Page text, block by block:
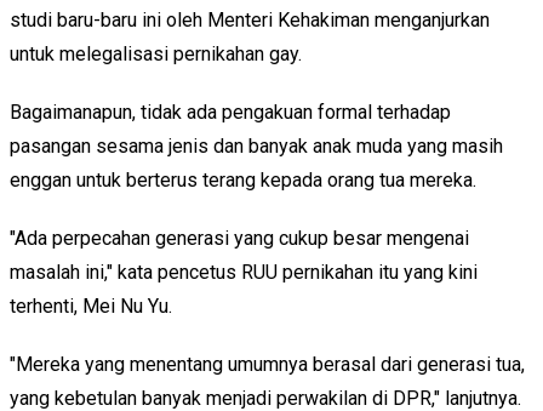
studi baru-baru ini oleh Menteri Kehakiman menganjurkan
untuk melegalisasi pernikahan gay.
Bagaimanapun, tidak ada pengakuan formal terhadap
pasangan sesama jenis dan banyak anak muda yang masih
enggan untuk berterus terang kepada orang tua mereka.
"Ada perpecahan generasi yang cukup besar mengenai
masalah ini," kata pencetus RUU pernikahan itu yang kini
terhenti, Mei Nu Yu.
"Mereka yang menentang umumnya berasal dari generasi tua,
yang kebetulan banyak menjadi perwakilan di DPR," lanjutnya.